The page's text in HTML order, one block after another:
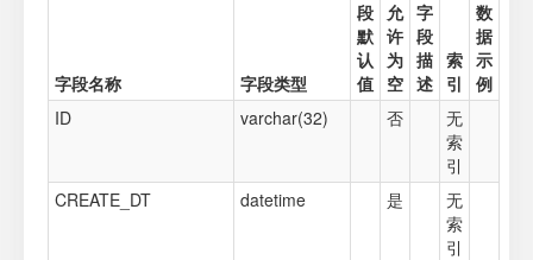
字段名称 字段类型
段
默
认
值
允
许
为
空
字
段
描
述
索
引
数
据
示
例
ID
varchar(32) 否
无
索
引
CREATE_DT
datetime 是
无
索
引